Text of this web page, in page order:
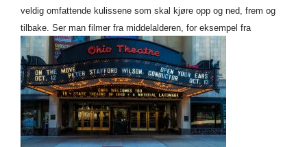
veldig omfattende kulissene som skal kjøre opp og ned, frem og
tilbake. Ser man filmer fra middelalderen, for eksempel fra